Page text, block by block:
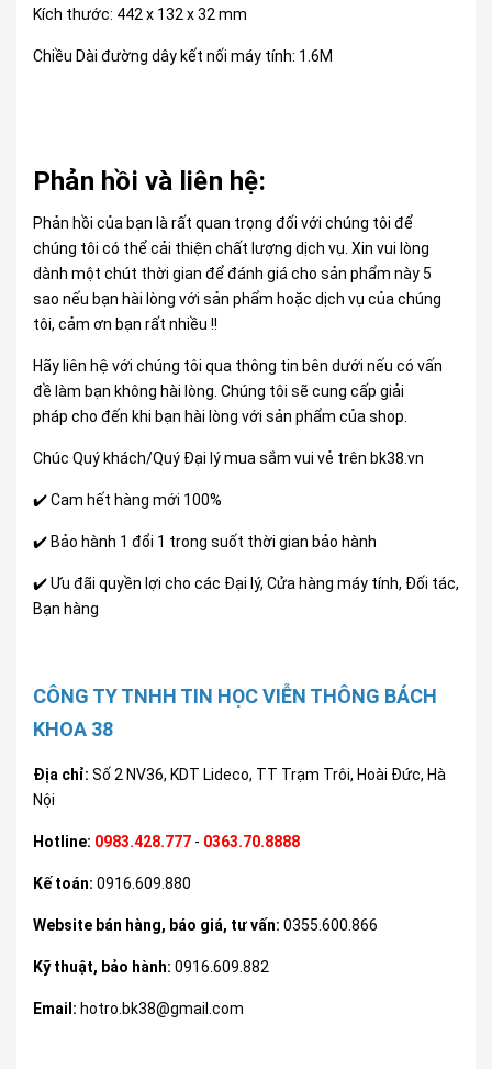
Kích thước: 442 x 132 x 32 mm
Chiều Dài đường dây kết nối máy tính: 1.6M
Phản hồi và liên hệ:
Phản hồi của bạn là rất quan trọng đối với chúng tôi để
chúng tôi có thể cải thiện chất lượng dịch vụ. Xin vui lòng
dành một chút thời gian để đánh giá cho sản phẩm này 5
sao nếu bạn hài lòng với sản phẩm hoặc dịch vụ của chúng
tôi, cảm ơn bạn rất nhiều !!
Hãy liên hệ với chúng tôi qua thông tin bên dưới nếu có vấn
đề làm bạn không hài lòng. Chúng tôi sẽ cung cấp giải
pháp cho đến khi bạn hài lòng với sản phẩm của shop.
Chúc Quý khách/Quý Đại lý mua sắm vui vẻ trên bk38.vn
✔️ Cam hết hàng mới 100%
✔️ Bảo hành 1 đổi 1 trong suốt thời gian bảo hành
✔️ Ưu đãi quyền lợi cho các Đại lý, Cửa hàng máy tính, Đối tác,
Bạn hàng
CÔNG TY TNHH TIN HỌC VIỄN THÔNG BÁCH
KHOA 38
Địa chỉ: Số 2 NV36, KDT Lideco, TT Trạm Trôi, Hoài Đức, Hà
Nội
Hotline: 0983.428.777 - 0363.70.8888
Kế toán: 0916.609.880
Website bán hàng, báo giá, tư vấn: 0355.600.866
Kỹ thuật, bảo hành: 0916.609.882
Email: hotro.bk38@gmail.com